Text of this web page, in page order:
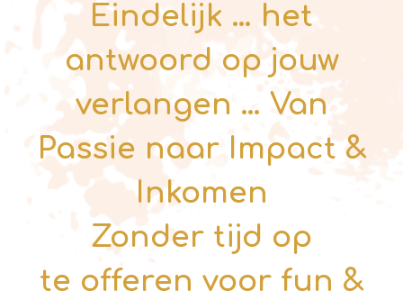
Eindelijk … het
antwoord op jouw
verlangen … Van
Passie naar Impact &
Inkomen
Zonder tijd op
te offeren voor fun &